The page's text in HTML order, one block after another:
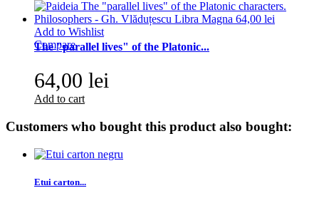
Add to Wishlist
Compare
The "parallel lives" of the Platonic...
64,00 lei
Add to cart
Customers who bought this product also bought:
Etui carton...